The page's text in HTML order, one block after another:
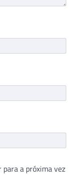
a próxima vez